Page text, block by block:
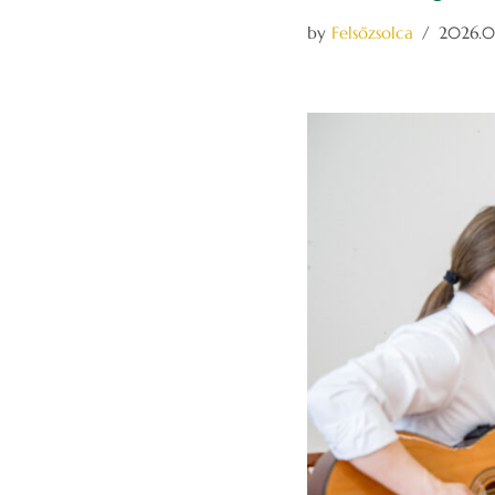
by Felsőzsolca